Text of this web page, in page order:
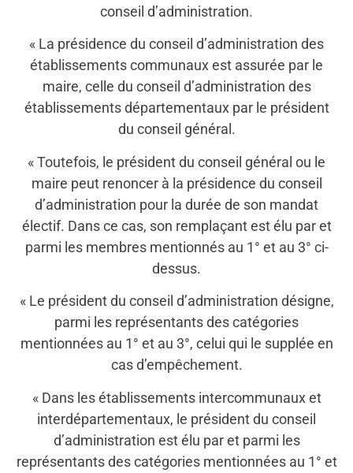
conseil d’administration.
« La présidence du conseil d’administration des
établissements communaux est assurée par le
maire, celle du conseil d’administration des
établissements départementaux par le président
du conseil général.
« Toutefois, le président du conseil général ou le
maire peut renoncer à la présidence du conseil
d’administration pour la durée de son mandat
électif. Dans ce cas, son remplaçant est élu par et
parmi les membres mentionnés au 1° et au 3° ci-
dessus.
« Le président du conseil d’administration désigne,
parmi les représentants des catégories
mentionnées au 1° et au 3°, celui qui le supplée en
cas d’empêchement.
« Dans les établissements intercommunaux et
interdépartementaux, le président du conseil
d’administration est élu par et parmi les
représentants des catégories mentionnées au 1° et